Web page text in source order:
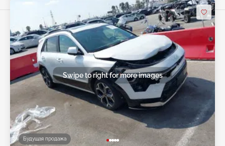
Будущая продажа
Swipe to right for more images